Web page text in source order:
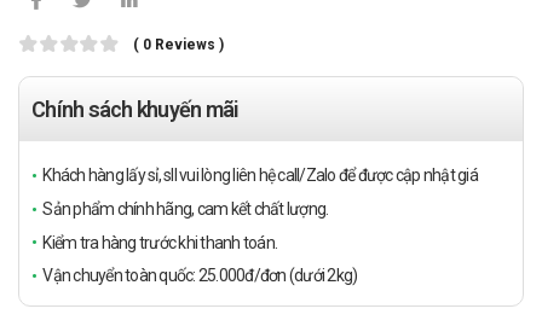
( 0 Reviews )
Chính sách khuyến mãi
Khách hàng lấy sỉ, sll vui lòng liên hệ call/Zalo để được cập nhật giá
Sản phẩm chính hãng, cam kết chất lượng.
Kiểm tra hàng trước khi thanh toán.
Vận chuyển toàn quốc: 25.000đ/đơn (dưới 2kg)